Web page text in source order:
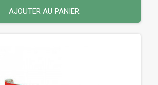
AJOUTER AU PANIER